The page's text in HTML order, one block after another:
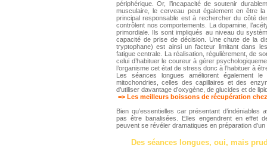
périphérique. Or, l’incapacité de soutenir
musculaire, le cerveau peut également en être
principal responsable est à rechercher du côté
contrôlent nos comportements. La dopamine,
primordiale. Ils sont impliqués au niveau du
capacité de prise de décision. Une chute de la
tryptophane) est ainsi un facteur limitant dans
fatigue centrale. La réalisation, régulièrement, de
celui d’habituer le coureur à gérer
l’organisme cet état de stress donc à l’habituer à
Les séances longues améliorent également
mitochondries, celles des capillaires et des
d’utiliser davantage d’oxygène, de glucides et de
=> Les meilleurs boissons de récupération
Bien qu’essentielles car présentant
pas être banalisées. Elles engendrent en effet
peuvent se révéler dramatiques en préparation
Des séances longues, oui, mais